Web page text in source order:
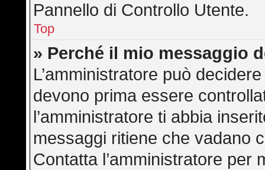
Pannello di Controllo Utente.
Top
» Perché il mio messaggio
L’amministratore può
devono prima essere
l’amministratore ti abbia
messaggi ritiene che vadano
Contatta l’amministratore per